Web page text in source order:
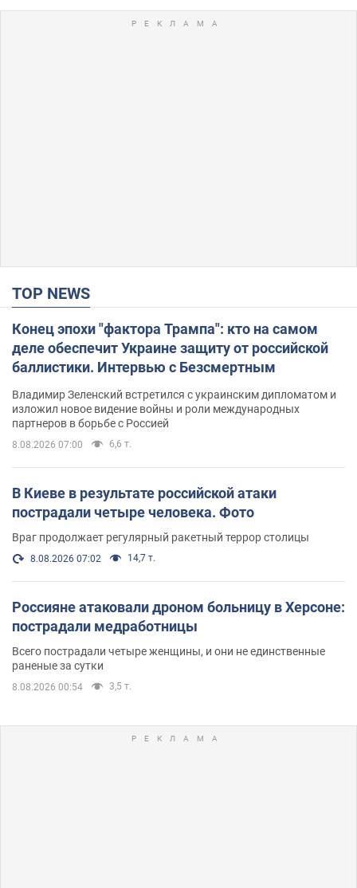
TOP NEWS
Конец эпохи "фактора Трампа": кто на самом
деле обеспечит Украине защиту от российской
баллистики. Интервью с Безсмертным
Владимир Зеленский встретился с украинским дипломатом и
изложил новое видение войны и роли международных
партнеров в борьбе с Россией
8.08.2026 07:00 6,6 т.
В Киеве в результате российской атаки
пострадали четыре человека. Фото
Враг продолжает регулярный ракетный террор столицы
8.08.2026 07:02 14,7 т.
Россияне атаковали дроном больницу в Херсоне:
пострадали медработницы
Всего пострадали четыре женщины, и они не единственные
раненые за сутки
8.08.2026 00:54 3,5 т.